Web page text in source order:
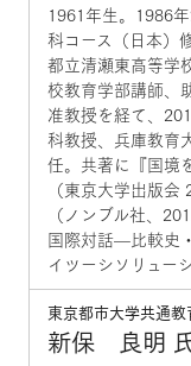
1961年生。1986
科コース（日本）
都立清瀬東高等学
校教育学部講師、
准教授を経て、
科教授、兵庫教育
任。共著に『国境
（東京大学出版
（ノンブル社、
国際対話—比較史
イツーシソリュー
東京都市大学共通
新保 良明